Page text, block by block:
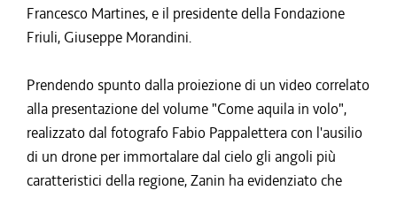
Francesco Martines, e il presidente della Fondazione
Friuli, Giuseppe Morandini.
Prendendo spunto dalla proiezione di un video correlato
alla presentazione del volume "Come aquila in volo",
realizzato dal fotografo Fabio Pappalettera con l'ausilio
di un drone per immortalare dal cielo gli angoli più
caratteristici della regione, Zanin ha evidenziato che